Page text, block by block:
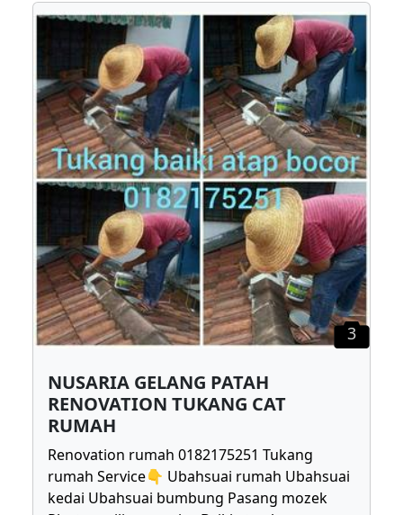
3
NUSARIA GELANG PATAH
RENOVATION TUKANG CAT
RUMAH
Renovation rumah 0182175251 Tukang
rumah Service👇 Ubahsuai rumah Ubahsuai
kedai Ubahsuai bumbung Pasang mozek